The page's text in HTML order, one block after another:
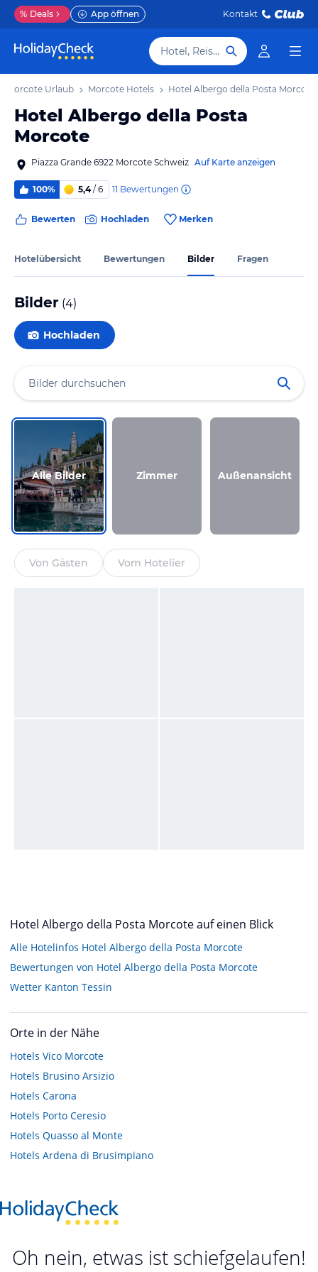
% Deals App öffnen Kontakt
Hotel, Reiseziel
Morcote Urlaub Morcote Hotels Hotel Albergo della Posta Morcote
Hotel Albergo della Posta
Morcote
Piazza Grande 6922 Morcote Schweiz Auf Karte anzeigen
100% 5,4/ 6 11 Bewertungen
Bewerten Hochladen Merken
Hotelübersicht Bewertungen Bilder Fragen
Bilder (4)
Hochladen
Alle Bilder Zimmer Außenansicht
Von Gästen Vom Hotelier
Hotel Albergo della Posta Morcote auf einen Blick
Alle Hotelinfos Hotel Albergo della Posta Morcote
Bewertungen von Hotel Albergo della Posta Morcote
Wetter Kanton Tessin
Orte in der Nähe
Hotels Vico Morcote
Hotels Brusino Arsizio
Hotels Carona
Hotels Porto Ceresio
Hotels Quasso al Monte
Hotels Ardena di Brusimpiano
Oh nein, etwas ist schiefgelaufen!